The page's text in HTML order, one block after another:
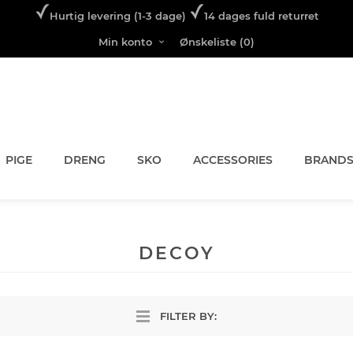
Hurtig levering (1-3 dage) 14 dages fuld returret
Min konto Ønskeliste (0)
PIGE DRENG SKO ACCESSORIES BRANDS
FILTER BY:
DECOY